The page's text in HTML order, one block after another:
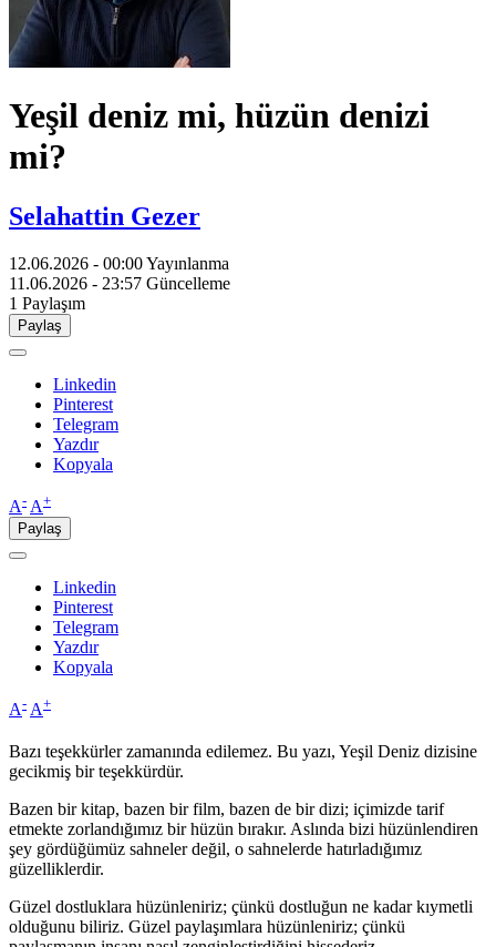
Yeşil deniz mi, hüzün denizi
mi?
Selahattin Gezer
12.06.2026 - 00:00Yayınlanma
11.06.2026 - 23:57 Güncelleme
1 Paylaşım
Paylaş
Linkedin
Pinterest
Telegram
Yazdır
Kopyala
A- A+
Paylaş
Linkedin
Pinterest
Telegram
Yazdır
Kopyala
A- A+
Bazı teşekkürler zamanında edilemez. Bu yazı, Yeşil Deniz dizisine
gecikmiş bir teşekkürdür.
Bazen bir kitap, bazen bir film, bazen de bir dizi; içimizde tarif
etmekte zorlandığımız bir hüzün bırakır. Aslında bizi hüzünlendiren
şey gördüğümüz sahneler değil, o sahnelerde hatırladığımız
güzelliklerdir.
Güzel dostluklara hüzünleniriz; çünkü dostluğun ne kadar kıymetli
olduğunu biliriz. Güzel paylaşımlara hüzünleniriz; çünkü